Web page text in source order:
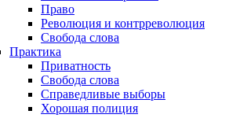
Право
Революция и контрреволюция
Свобода слова
Практика
Приватность
Свобода слова
Справедливые выборы
Хорошая полиция